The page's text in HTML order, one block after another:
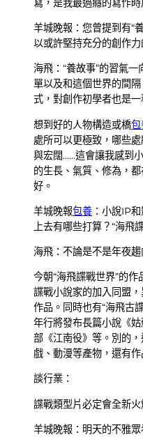
寫，是我最過癮的寫作
羊城晚報：您曾提到有“
以或許堅持充分的創作力
海飛：“養故事”的習氣
單以及和這個世界的間
式，對創作初學者也是一
想到好的人物構造或橋包
處所可以更極致，哪些
與宏闊……這會讓我感到
的生長、氣質、修為，
好。
羊城晚報包養 ：小說IP
上去有哪些打算？“海飛
海飛：不論是不是年夜
今朝“海飛諜戰世界”的
諜戰小說家的加入同盟
作品。同時也有“海飛古
年行將發布長篇小說《
部《江南役》等。別的，
戲、動漫等產物，還有
談行業：
諜戰類型片必定會全新火
羊城晚報：明天的不雅